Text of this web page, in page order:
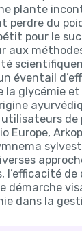
plante
perdre du
pour le
aux
éventail
la glycémie
de
Europe,
l’efficacité
démarche
dans la